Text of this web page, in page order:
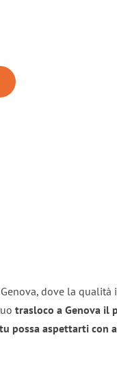
dove la qualità
trasloco a Genova il
possa aspettarti con